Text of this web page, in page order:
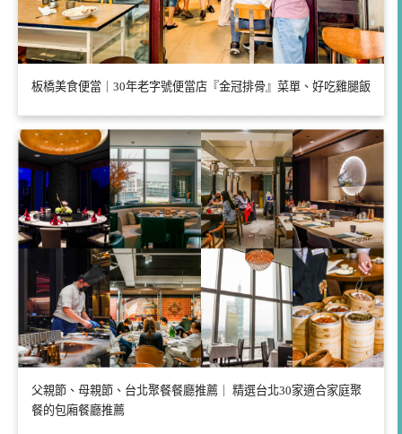
板橋美食便當｜30年老字號便當店『金冠排骨』菜單、好吃雞腿飯
父親節、母親節、台北聚餐餐廳推薦｜ 精選台北30家適合家庭聚
餐的包廂餐廳推薦